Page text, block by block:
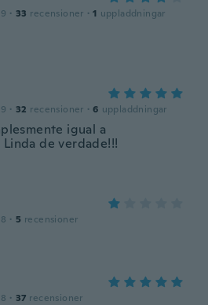
· 33 recensioner · 1 uppladdningar
· 32 recensioner · 6 uppladdningar
igual a
de verdade!!!
· 5 recensioner
· 37 recensioner